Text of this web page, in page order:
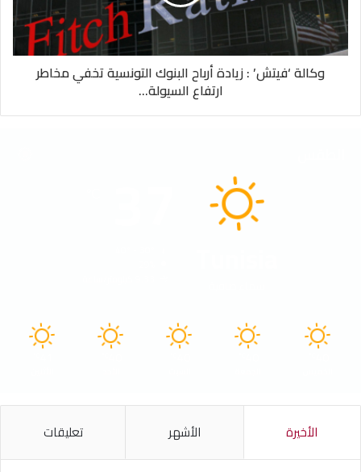
وكالة ‘فيتش’ : زيادة أرباح البنوك التونسية تخفي مخاطر
ارتفاع السيولة…
الأخيرة الأشهر تعليقات